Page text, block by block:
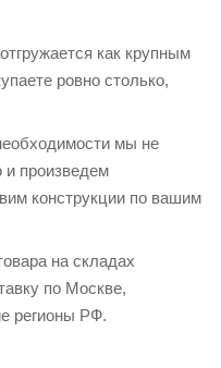
как крупным
ровно столько,
мы не
и произведем
конструкции по вашим
на складах
по Москве,
регионы РФ.